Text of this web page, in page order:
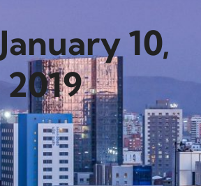
January 10,
2019